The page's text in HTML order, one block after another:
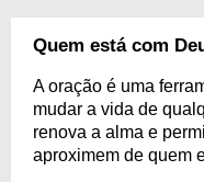
Quem está com
A oração é uma
mudar a vida de
renova a alma e
aproximem de quem